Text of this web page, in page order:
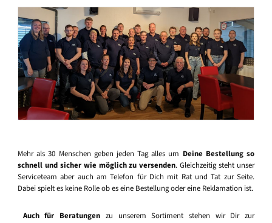
Mehr als 30 Menschen geben jeden Tag alles um Deine Bestellung so
schnell und sicher wie möglich zu versenden. Gleichzeitig steht unser
Serviceteam aber auch am Telefon für Dich mit Rat und Tat zur Seite.
Dabei spielt es keine Rolle ob es eine Bestellung oder eine Reklamation ist.
Auch für Beratungen zu unserem Sortiment stehen wir Dir zur